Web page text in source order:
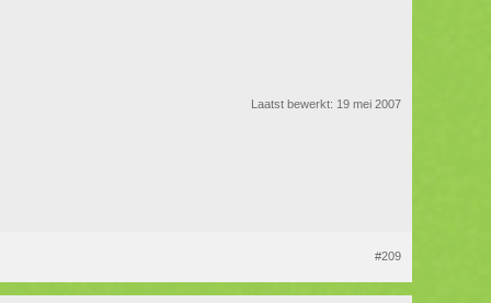
Laatst bewerkt: 19 mei 2007
#209